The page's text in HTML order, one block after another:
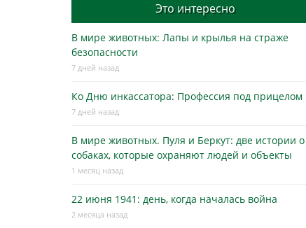
Это интересно
В мире животных: Лапы и крылья на страже
безопасности
7 дней назад
Ко Дню инкассатора: Профессия под прицелом
7 дней назад
В мире животных. Пуля и Беркут: две истории о
собаках, которые охраняют людей и объекты
1 месяц назад
22 июня 1941: день, когда началась война
2 месяца назад